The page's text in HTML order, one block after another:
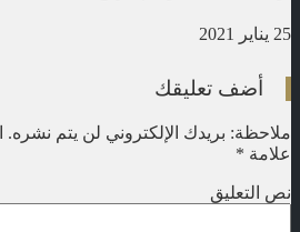
25 يناير 2021
أضف تعليقك
ملاحظة: بريدك الإلكتروني لن يتم نشره.
علامة *
نص التعليق